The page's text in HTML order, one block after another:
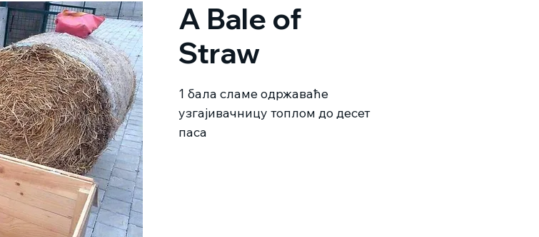
A Bale of
Straw
1 бала сламе одржаваће
узгајивачницу топлом до десет
паса